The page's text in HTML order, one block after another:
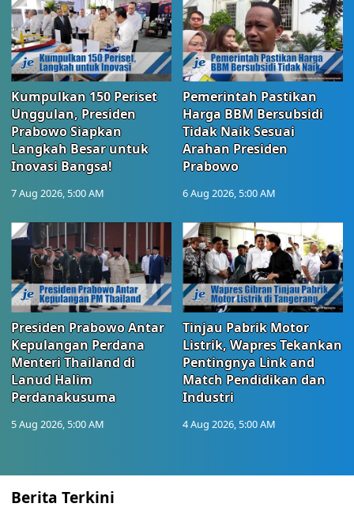
Kumpulkan 150 Periset
Unggulan, Presiden
Prabowo Siapkan
Langkah Besar untuk
Inovasi Bangsa!
7 Aug 2026, 5:00 AM
Pemerintah Pastikan
Harga BBM Bersubsidi
Tidak Naik Sesuai
Arahan Presiden
Prabowo
6 Aug 2026, 5:00 AM
Presiden Prabowo Antar
Kepulangan Perdana
Menteri Thailand di
Lanud Halim
Perdanakusuma
5 Aug 2026, 5:00 AM
Tinjau Pabrik Motor
Listrik, Wapres Tekankan
Pentingnya Link and
Match Pendidikan dan
Industri
4 Aug 2026, 5:00 AM
Berita Terkini